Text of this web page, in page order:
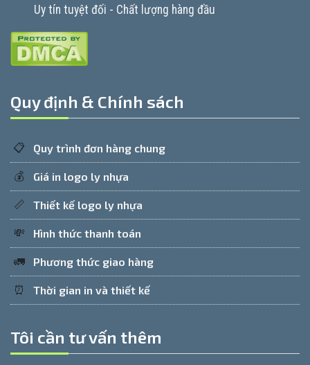
Uy tín tuyệt đối - Chất lượng hàng đầu
Quy định & Chính sách
📋 Quy trình đơn hàng chung
💰 Giá in logo ly nhựa
📏 Thiết kế logo ly nhựa
💸 Hình thức thanh toán
🚛 Phương thức giao hàng
⏰ Thời gian in và thiết kế
Tôi cần tư vấn thêm